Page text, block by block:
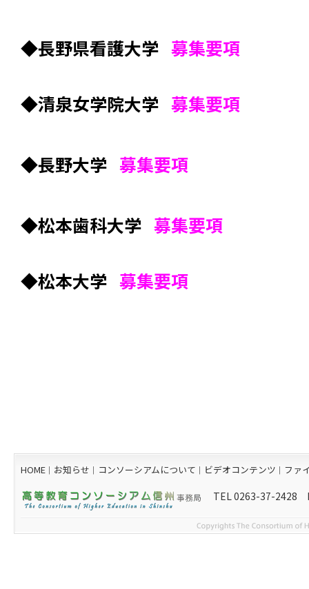
◆長野県看護大学 募集要項
◆清泉女学院大学 募集要項
◆長野大学 募集要項
◆松本歯科大学 募集要項
◆松本大学 募集要項
HOME ｜ お知らせ ｜ コンソーシアムについて ｜ ビデオコンテンツ ｜ ファ
TEL 0263-37-2428